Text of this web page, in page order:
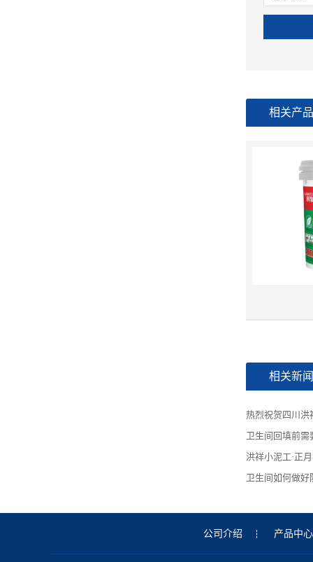
相关产品
相关新闻
热烈祝贺四川洪
卫生间回填前需
洪祥小泥工·正
卫生间如何做好
公司介绍 产品中心